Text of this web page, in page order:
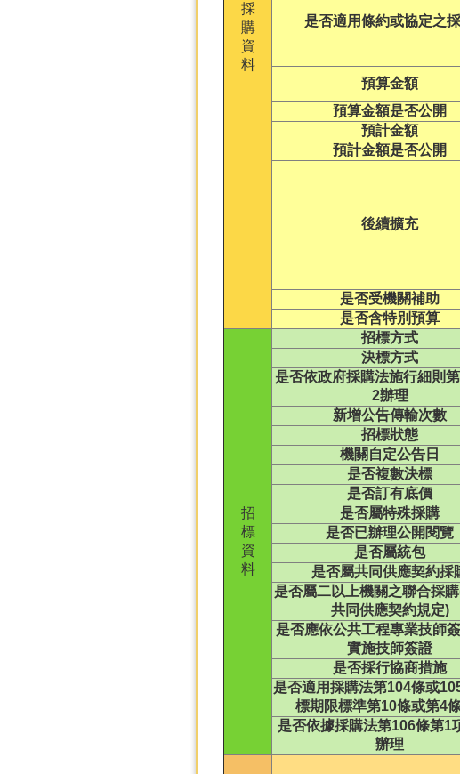
採
購
資
料
是否適用條約或協定之
預算金額
預算金額是否公開
預計金額
預計金額是否公開
後續擴充
是否受機關補助
是否含特別預算
招
標
資
料
招標方式
決標方式
是否依政府採購法施行細則
2辦理
新增公告傳輸次數
招標狀態
機關自定公告日
是否複數決標
是否訂有底價
是否屬特殊採購
是否已辦理公開閱覽
是否屬統包
是否屬共同供應契約採
是否屬二以上機關之聯合採
共同供應契約規定)
是否應依公共工程專業技師
實施技師簽證
是否採行協商措施
是否適用採購法第104條或
標期限標準第10條或第4
是否依據採購法第106條第1
辦理